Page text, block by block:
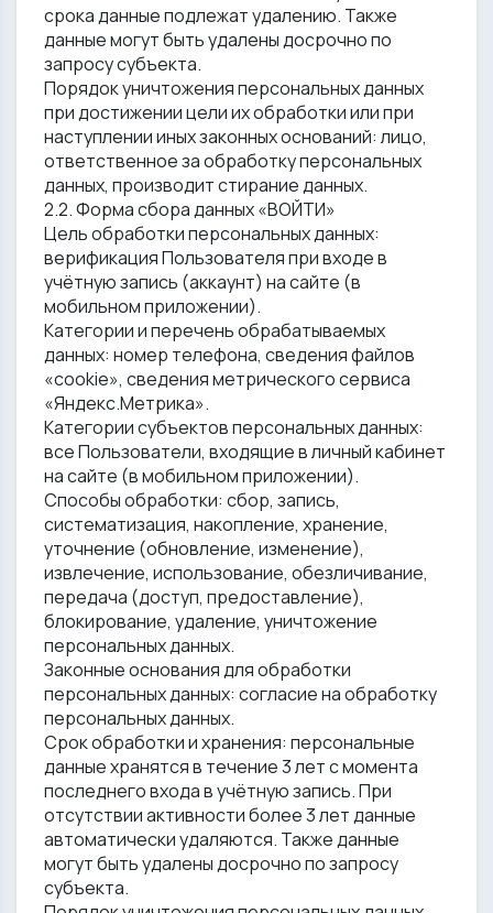
срока данные подлежат удалению. Также
данные могут быть удалены досрочно по
запросу субъекта.
Порядок уничтожения персональных данных
при достижении цели их обработки или при
наступлении иных законных оснований: лицо,
ответственное за обработку персональных
данных, производит стирание данных.
2.2. Форма сбора данных «ВОЙТИ»
Цель обработки персональных данных:
верификация Пользователя при входе в
учётную запись (аккаунт) на сайте (в
мобильном приложении).
Категории и перечень обрабатываемых
данных: номер телефона, сведения файлов
«cookie», сведения метрического сервиса
«Яндекс.Метрика».
Категории субъектов персональных данных:
все Пользователи, входящие в личный кабинет
на сайте (в мобильном приложении).
Способы обработки: сбор, запись,
систематизация, накопление, хранение,
уточнение (обновление, изменение),
извлечение, использование, обезличивание,
передача (доступ, предоставление),
блокирование, удаление, уничтожение
персональных данных.
Законные основания для обработки
персональных данных: согласие на обработку
персональных данных.
Срок обработки и хранения: персональные
данные хранятся в течение 3 лет с момента
последнего входа в учётную запись. При
отсутствии активности более 3 лет данные
автоматически удаляются. Также данные
могут быть удалены досрочно по запросу
субъекта.